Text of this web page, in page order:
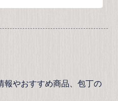
報やおすすめ商品、包丁の